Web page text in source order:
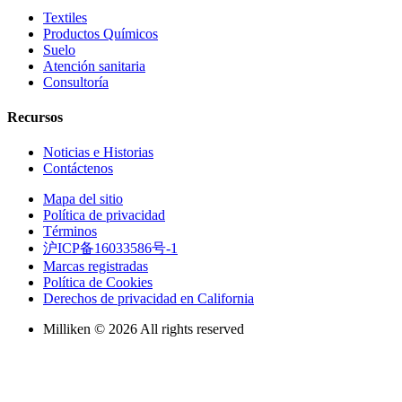
Textiles
Productos Químicos
Suelo
Atención sanitaria
Consultoría
Recursos
Noticias e Historias
Contáctenos
Mapa del sitio
Política de privacidad
Términos
沪ICP备16033586号-1
Marcas registradas
Política de Cookies
Derechos de privacidad en California
Milliken © 2026 All rights reserved